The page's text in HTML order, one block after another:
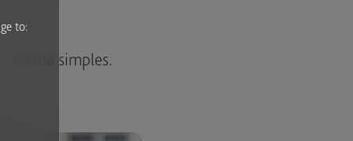
forma simples.
to: